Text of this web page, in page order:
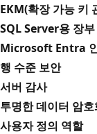
EKM(확장 가능 키
SQL Server용 장부
Microsoft Entra
행 수준 보안
서버 감사
투명한 데이터 암호
사용자 정의 역할